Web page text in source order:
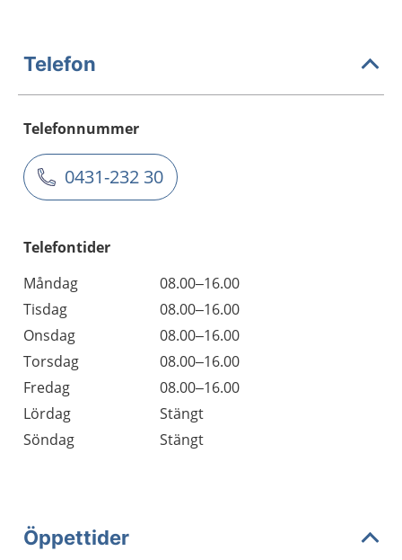
Telefon
Telefonnummer
0431-232 30
Telefontider
Måndag
08.00–16.00
Tisdag
08.00–16.00
Onsdag
08.00–16.00
Torsdag
08.00–16.00
Fredag
08.00–16.00
Lördag
Stängt
Söndag
Stängt
Öppettider